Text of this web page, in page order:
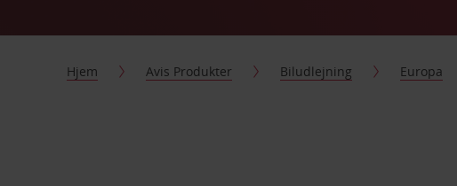
Hjem Avis Produkter Biludlejning Europa